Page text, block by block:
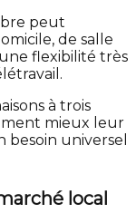
peut
de salle
flexibilité très
à trois
mieux leur
universel
local